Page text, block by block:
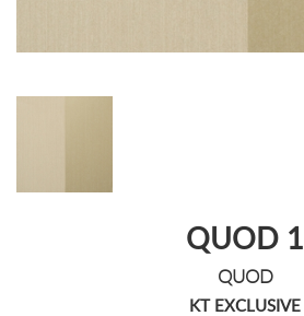
QUOD 1
QUOD
KT EXCLUSIVE